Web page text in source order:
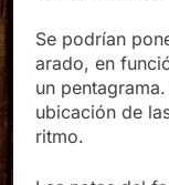
Se podrían
arado, en
un
ubicación de
ritmo.